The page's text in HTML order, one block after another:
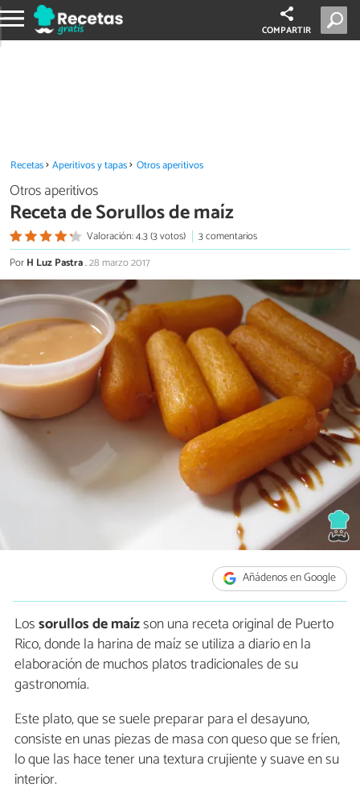
COMPARTIR
Recetas Aperitivos y tapas Otros aperitivos
Otros aperitivos
Receta de Sorullos de maíz
Valoración: 4.3 (3 votos)
3 comentarios
PorH Luz Pastra.28 marzo 2017
Añádenos en Google
Lossorullos de maízson una receta original de Puerto
Rico, donde la harina de maíz se utiliza a diario en la
elaboración de muchos platos tradicionales de su
gastronomía.
Este plato, que se suele preparar para el desayuno,
consiste en unas piezas de masa con queso que se fríen,
lo que las hace tener una textura crujiente y suave en su
interior.